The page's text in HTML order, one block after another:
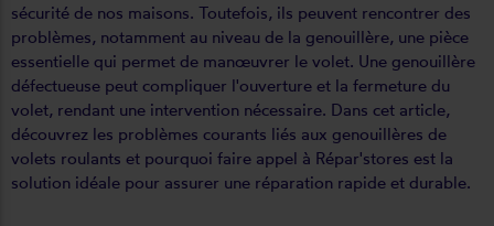
sécurité de nos maisons. Toutefois, ils peuvent rencontrer des
problèmes, notamment au niveau de la genouillère, une pièce
essentielle qui permet de manœuvrer le volet. Une genouillère
défectueuse peut compliquer l'ouverture et la fermeture du
volet, rendant une intervention nécessaire. Dans cet article,
découvrez les problèmes courants liés aux genouillères de
volets roulants et pourquoi faire appel à Répar'stores est la
solution idéale pour assurer une réparation rapide et durable.